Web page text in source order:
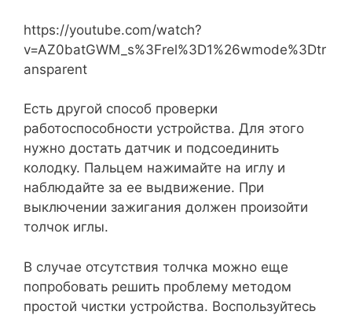
https://youtube.com/watch?
v=AZ0batGWM_s%3Frel%3D1%26wmode%3Dtr
ansparent
Есть другой способ проверки
работоспособности устройства. Для этого
нужно достать датчик и подсоединить
колодку. Пальцем нажимайте на иглу и
наблюдайте за ее выдвижение. При
выключении зажигания должен произойти
толчок иглы.
В случае отсутствия толчка можно еще
попробовать решить проблему методом
простой чистки устройства. Воспользуйтесь